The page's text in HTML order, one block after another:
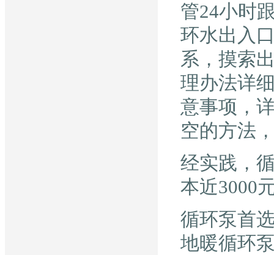
管24小时
环水出入
系，摸索
理办法详
意事项，
空的方法
经实践，
本近3000
循环泵首
地暖循环